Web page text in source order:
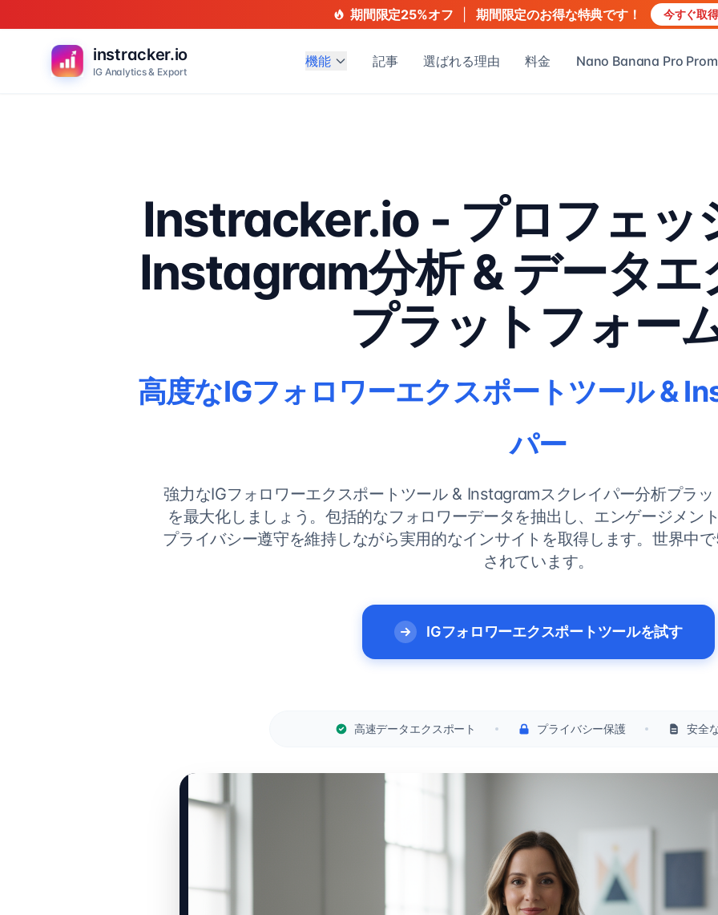
期間限定25%オフ 期間限定のお得な特典です！ 今すぐ取
instracker.io
IG Analytics & Export
機能 記事 選ばれる理由 料金 Nano Banana Pro
Instracker.io - プロフェッ
Instagram分析 & データエ
プラットフォー
高度なIGフォロワーエクスポートツール &
パー
強力なIGフォロワーエクスポートツール & Instagramスクレイパー分析プラ
を最大化しましょう。包括的なフォロワーデータを抽出し、エンゲージメン
プライバシー遵守を維持しながら実用的なインサイトを取得します。世界中
されています。
IGフォロワーエクスポートツールを試す
高速データエクスポート プライバシー保護 安全